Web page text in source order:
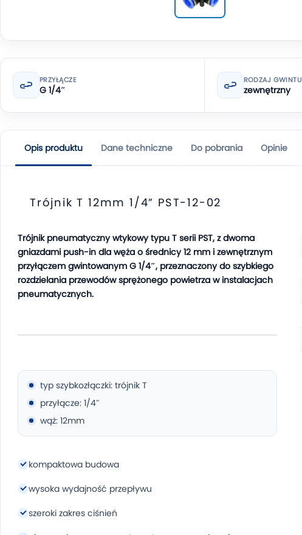
PRZYŁĄCZE
G 1/4″
RODZAJ GWINTU
zewnętrzny
Opis produktu Dane techniczne Do pobrania Opinie
Trójnik T 12mm 1/4” PST-12-02
Trójnik pneumatyczny wtykowy typu T serii PST, z dwoma
gniazdami push-in dla węża o średnicy 12 mm i zewnętrznym
przyłączem gwintowanym G 1/4″, przeznaczony do szybkiego
rozdzielania przewodów sprężonego powietrza w instalacjach
pneumatycznych.
typ szybkozłączki: trójnik T
przyłącze: 1/4″
wąż: 12mm
kompaktowa budowa
wysoka wydajność przepływu
szeroki zakres ciśnień